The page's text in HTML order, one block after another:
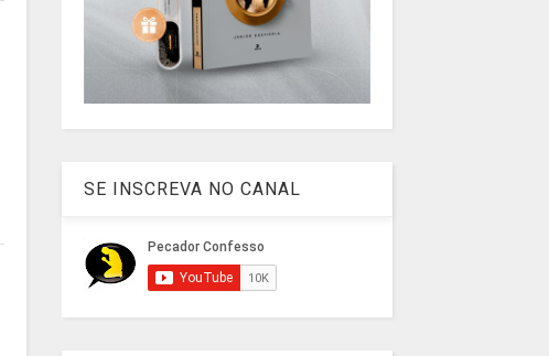
SE INSCREVA NO CANAL